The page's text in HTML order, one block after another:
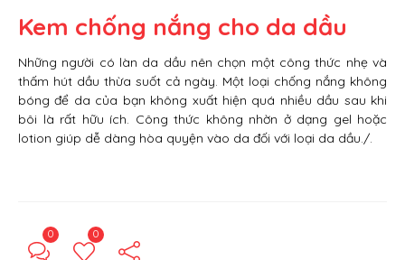
Kem chống nắng cho da dầu
Những người có làn da dầu nên chọn một công thức nhẹ và
thấm hút dầu thừa suốt cả ngày. Một loại chống nắng không
bóng để da của bạn không xuất hiện quá nhiều dầu sau khi
bôi là rất hữu ích. Công thức không nhờn ở dạng gel hoặc
lotion giúp dễ dàng hòa quyện vào da đối với loại da dầu./.
0 0